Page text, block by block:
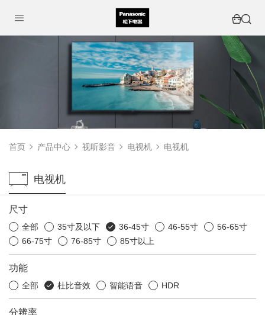
首页 产品中心 视听影音 电视机 电视机
电视机
尺寸
全部 35寸及以下 36-45寸 46-55寸
56-65寸
66-75寸
76-85寸 85寸以上
功能
全部 杜比音效 智能语音 HDR
分辨率